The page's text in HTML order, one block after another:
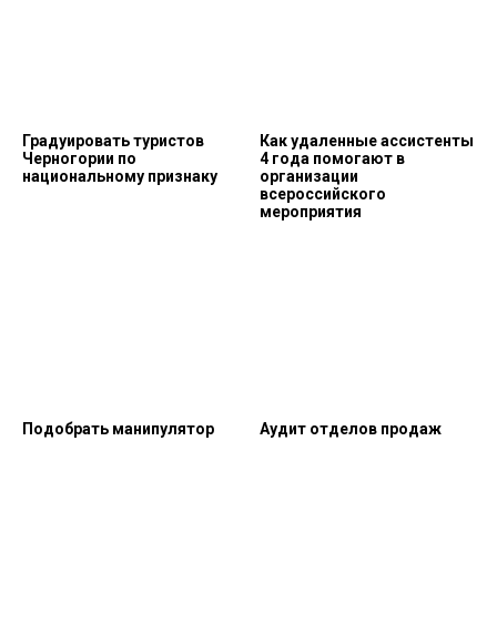
Градуировать туристов
Черногории по
национальному признаку
Как удаленные ассистенты
4 года помогают в
организации
всероссийского
мероприятия
Подобрать манипулятор Аудит отделов продаж